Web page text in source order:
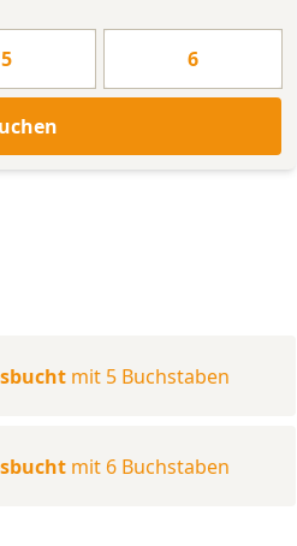
5 6
mit 5 Buchstaben
mit 6 Buchstaben